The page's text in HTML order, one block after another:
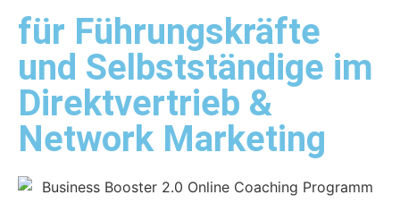
für Führungskräfte
und Selbstständige im
Direktvertrieb &
Network Marketing​